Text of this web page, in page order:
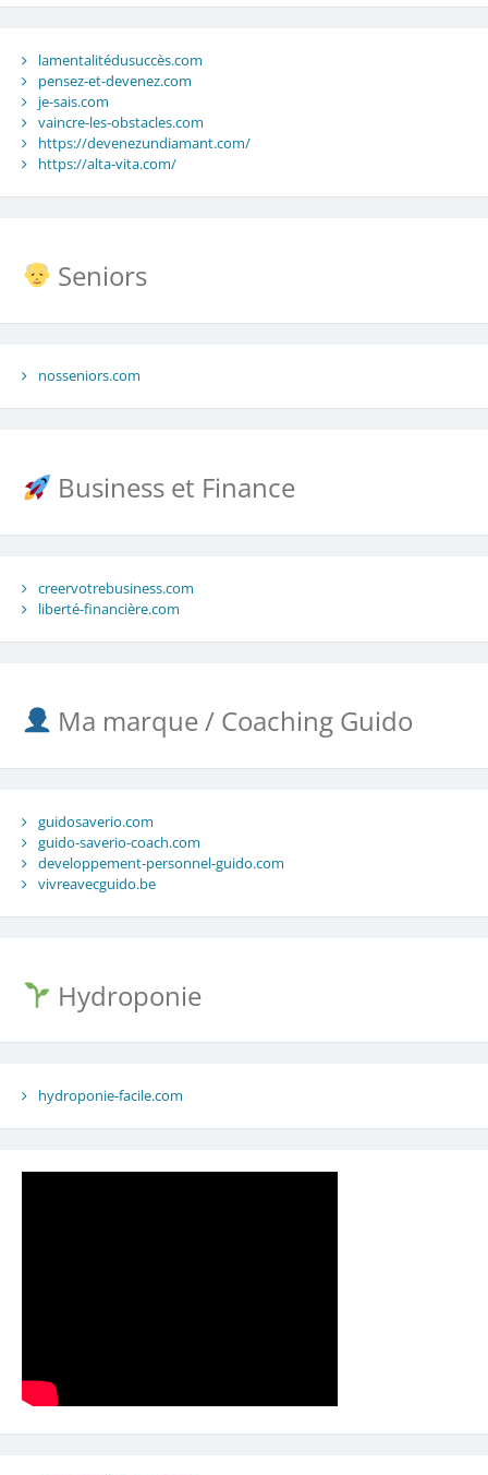
lamentalitédusuccès.com
pensez-et-devenez.com
je-sais.com
vaincre-les-obstacles.com
https://devenezundiamant.com/
https://alta-vita.com/
Seniors
nosseniors.com
Business et Finance
creervotrebusiness.com
liberté-financière.com
Ma marque / Coaching Guido
guidosaverio.com
guido-saverio-coach.com
developpement-personnel-guido.com
vivreavecguido.be
Hydroponie
hydroponie-facile.com